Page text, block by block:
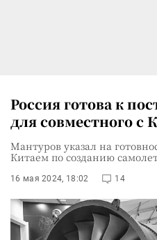
Россия готова к
для совместного с
Мантуров указал на
Китаем по созданию
16 мая 2024, 18:02 14